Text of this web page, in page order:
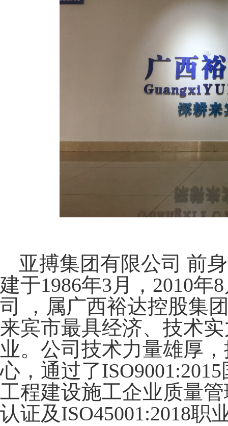
亚搏集团有限公司 前
建于1986年3月，2010
司 ，属广西裕达控股集
来宾市最具经济、技术
业。公司技术力量雄厚
心，通过了
工程建设施工企业质量
认证及ISO45001:2018职